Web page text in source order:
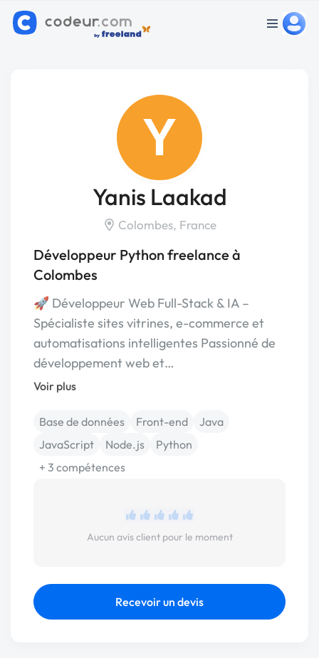
Y
Yanis Laakad
Colombes, France
Développeur Python freelance à
Colombes
🚀 Développeur Web Full-Stack & IA –
Spécialiste sites vitrines, e-commerce et
automatisations intelligentes Passionné de
développement web et…
Voir plus
Base de données Front-end
Java
JavaScript
Node.js
Python
+ 3 compétences
Aucun avis client pour le moment
Recevoir un devis